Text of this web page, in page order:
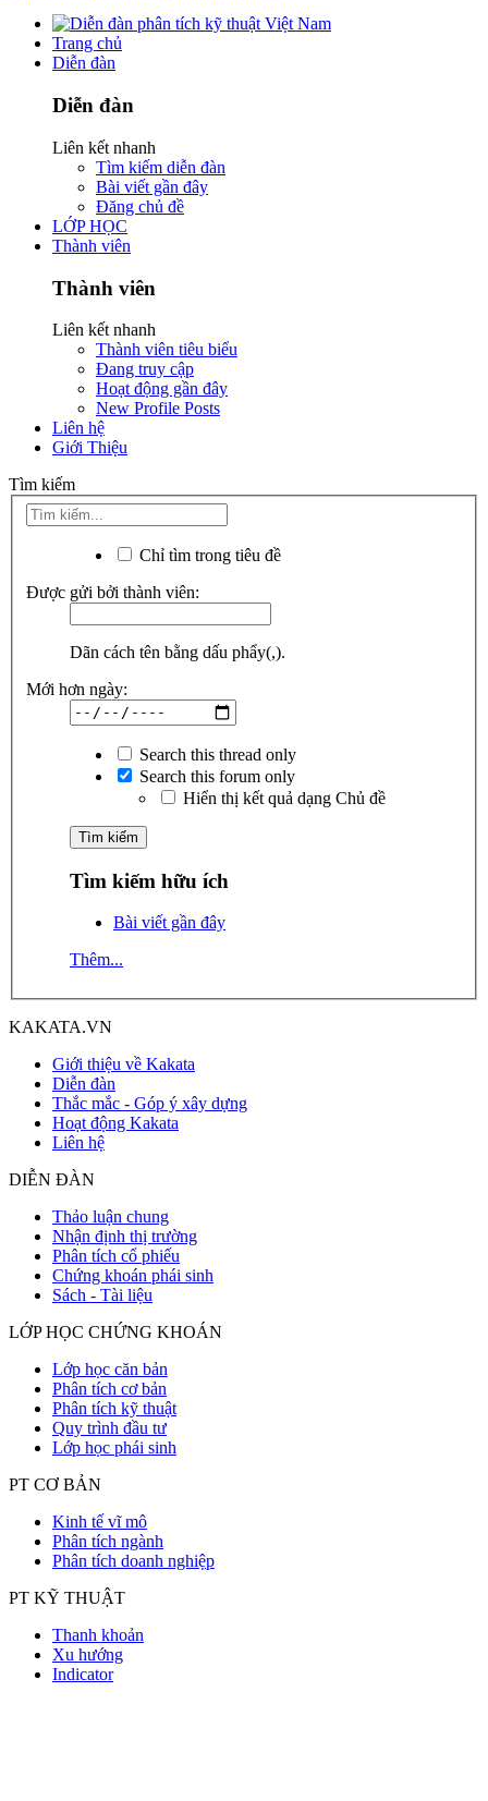
Trang chủ
Diễn đàn
Diễn đàn
Liên kết nhanh
Tìm kiếm diễn đàn
Bài viết gần đây
Đăng chủ đề
LỚP HỌC
Thành viên
Thành viên
Liên kết nhanh
Thành viên tiêu biểu
Đang truy cập
Hoạt động gần đây
New Profile Posts
Liên hệ
Giới Thiệu
Tìm kiếm
Chỉ tìm trong tiêu đề
Được gửi bởi thành viên:
Dãn cách tên bằng dấu phẩy(,).
Mới hơn ngày:
Search this thread only
Search this forum only
Hiển thị kết quả dạng Chủ đề
Tìm kiếm hữu ích
Bài viết gần đây
Thêm...
KAKATA.VN
Giới thiệu về Kakata
Diễn đàn
Thắc mắc - Góp ý xây dựng
Hoạt động Kakata
Liên hệ
DIỄN ĐÀN
Thảo luận chung
Nhận định thị trường
Phân tích cổ phiếu
Chứng khoán phái sinh
Sách - Tài liệu
LỚP HỌC CHỨNG KHOÁN
Lớp học căn bản
Phân tích cơ bản
Phân tích kỹ thuật
Quy trình đầu tư
Lớp học phái sinh
PT CƠ BẢN
Kinh tế vĩ mô
Phân tích ngành
Phân tích doanh nghiệp
PT KỸ THUẬT
Thanh khoản
Xu hướng
Indicator